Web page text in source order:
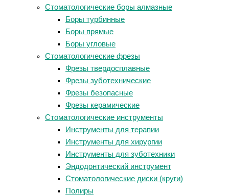
Стоматологические боры алмазные
Боры турбинные
Боры прямые
Боры угловые
Стоматологические фрезы
Фрезы твердосплавные
Фрезы зуботехнические
Фрезы безопасные
Фрезы керамические
Стоматологические инструменты
Инструменты для терапии
Инструменты для хирургии
Инструменты для зуботехники
Эндодонтический инструмент
Стоматологические диски (круги)
Полиры